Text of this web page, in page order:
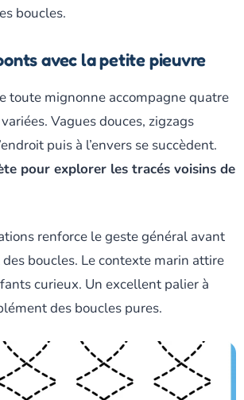
boucles.
avec la petite pieuvre
toute mignonne accompagne quatre
Vagues douces, zigzags
puis à l’envers se succèdent.
pour explorer les tracés voisins de
renforce le geste général avant
boucles. Le contexte marin attire
curieux. Un excellent palier à
des boucles pures.